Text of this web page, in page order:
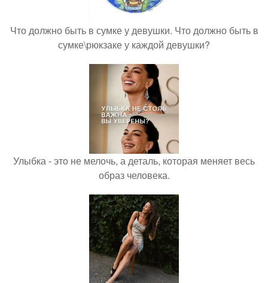
Что должно быть в сумке у девушки. Что должно быть в
сумке\рюкзаке у каждой девушки?
Улыбка - это не мелочь, а деталь, которая меняет весь
образ человека.